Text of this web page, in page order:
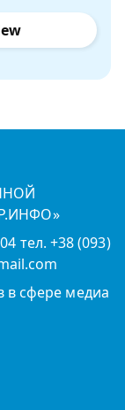
тел. +38 (093)
в сфере медиа